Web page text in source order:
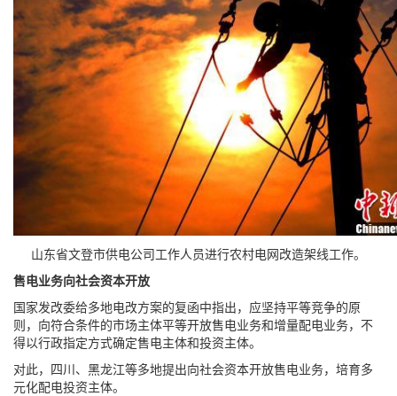
山东省文登市供电公司工作人员进行农村电网改造架线工作。
售电业务向社会资本开放
国家发改委给多地电改方案的复函中指出，应坚持平等竞争的原
则，向符合条件的市场主体平等开放售电业务和增量配电业务，不
得以行政指定方式确定售电主体和投资主体。
对此，四川、黑龙江等多地提出向社会资本开放售电业务，培育多
元化配电投资主体。